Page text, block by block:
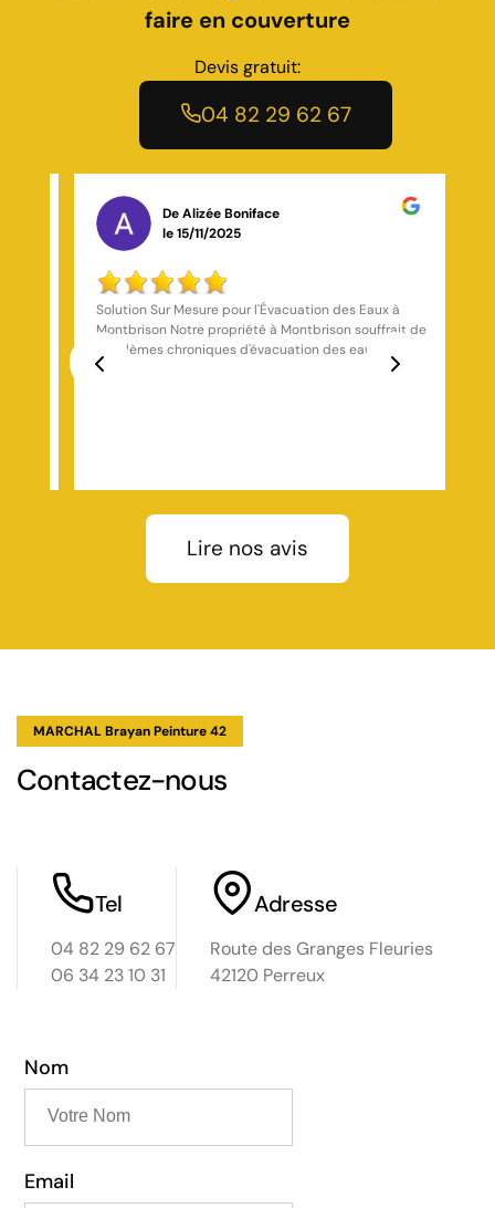
faire en couverture
Devis gratuit:
04 82 29 62 67
a
De Bassaly Bagayogo
le 26/10/2025
Super équipe, résultat parfait, merci pour votre
professionnalisme
Lire nos avis
MARCHAL Brayan Peinture 42
Contactez-nous
Tel
04 82 29 62 67
06 34 23 10 31
Adresse
Route des Granges Fleuries
42120 Perreux
Nom
Email